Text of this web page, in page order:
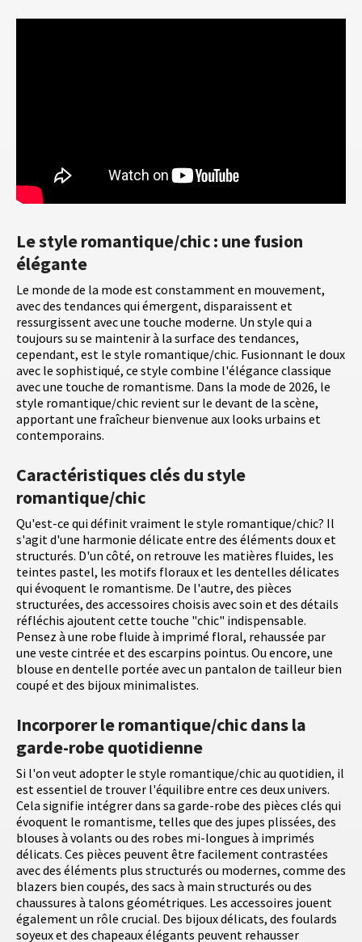
Le style romantique/chic : une fusion
élégante
Le monde de la mode est constamment en mouvement,
avec des tendances qui émergent, disparaissent et
ressurgissent avec une touche moderne. Un style qui a
toujours su se maintenir à la surface des tendances,
cependant, est le style romantique/chic. Fusionnant le doux
avec le sophistiqué, ce style combine l'élégance classique
avec une touche de romantisme. Dans la mode de 2026, le
style romantique/chic revient sur le devant de la scène,
apportant une fraîcheur bienvenue aux looks urbains et
contemporains.
Caractéristiques clés du style
romantique/chic
Qu'est-ce qui définit vraiment le style romantique/chic? Il
s'agit d'une harmonie délicate entre des éléments doux et
structurés. D'un côté, on retrouve les matières fluides, les
teintes pastel, les motifs floraux et les dentelles délicates
qui évoquent le romantisme. De l'autre, des pièces
structurées, des accessoires choisis avec soin et des détails
réfléchis ajoutent cette touche "chic" indispensable.
Pensez à une robe fluide à imprimé floral, rehaussée par
une veste cintrée et des escarpins pointus. Ou encore, une
blouse en dentelle portée avec un pantalon de tailleur bien
coupé et des bijoux minimalistes.
Incorporer le romantique/chic dans la
garde-robe quotidienne
Si l'on veut adopter le style romantique/chic au quotidien, il
est essentiel de trouver l'équilibre entre ces deux univers.
Cela signifie intégrer dans sa garde-robe des pièces clés qui
évoquent le romantisme, telles que des jupes plissées, des
blouses à volants ou des robes mi-longues à imprimés
délicats. Ces pièces peuvent être facilement contrastées
avec des éléments plus structurés ou modernes, comme des
blazers bien coupés, des sacs à main structurés ou des
chaussures à talons géométriques. Les accessoires jouent
également un rôle crucial. Des bijoux délicats, des foulards
soyeux et des chapeaux élégants peuvent rehausser